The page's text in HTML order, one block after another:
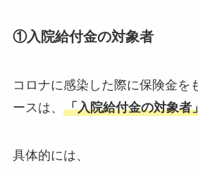
①入院給付金の対象者
コロナに感染した際に保険金を
ースは、 「入院給付金の対象者
具体的には、